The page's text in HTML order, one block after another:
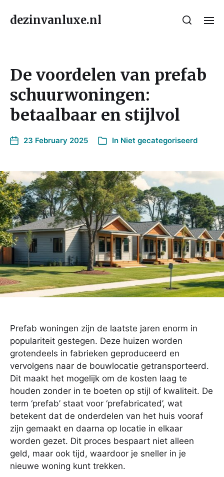
dezinvanluxe.nl
De voordelen van prefab
schuurwoningen:
betaalbaar en stijlvol
23 February 2025 In Niet gecategoriseerd
Prefab woningen zijn de laatste jaren enorm in
populariteit gestegen. Deze huizen worden
grotendeels in fabrieken geproduceerd en
vervolgens naar de bouwlocatie getransporteerd.
Dit maakt het mogelijk om de kosten laag te
houden zonder in te boeten op stijl of kwaliteit. De
term ‘prefab’ staat voor ‘prefabricated’, wat
betekent dat de onderdelen van het huis vooraf
zijn gemaakt en daarna op locatie in elkaar
worden gezet. Dit proces bespaart niet alleen
geld, maar ook tijd, waardoor je sneller in je
nieuwe woning kunt trekken.